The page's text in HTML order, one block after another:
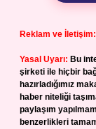
Reklam ve İletişim:
Yasal Uyarı: Bu
şirketi ile hiçbir
hazırladığımız
haber niteliği
paylaşım
benzerlikleri